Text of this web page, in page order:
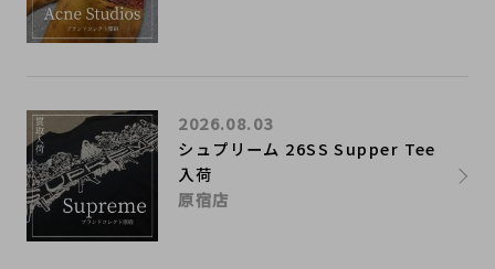
シュプリーム 26SS Supper Tee
入荷
2026.08.03
原宿店